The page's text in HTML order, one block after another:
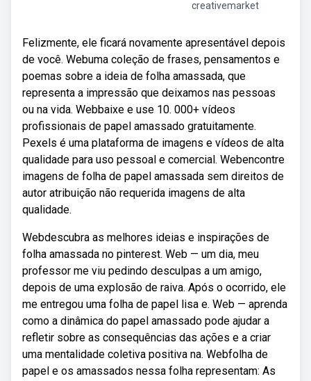
creativemarket
Felizmente, ele ficará novamente apresentável depois
de você. Webuma coleção de frases, pensamentos e
poemas sobre a ideia de folha amassada, que
representa a impressão que deixamos nas pessoas
ou na vida. Webbaixe e use 10. 000+ vídeos
profissionais de papel amassado gratuitamente.
Pexels é uma plataforma de imagens e vídeos de alta
qualidade para uso pessoal e comercial. Webencontre
imagens de folha de papel amassada sem direitos de
autor atribuição não requerida imagens de alta
qualidade.
Webdescubra as melhores ideias e inspirações de
folha amassada no pinterest. Web — um dia, meu
professor me viu pedindo desculpas a um amigo,
depois de uma explosão de raiva. Após o ocorrido, ele
me entregou uma folha de papel lisa e. Web — aprenda
como a dinâmica do papel amassado pode ajudar a
refletir sobre as consequências das ações e a criar
uma mentalidade coletiva positiva na. Webfolha de
papel e os amassados nessa folha representam: As